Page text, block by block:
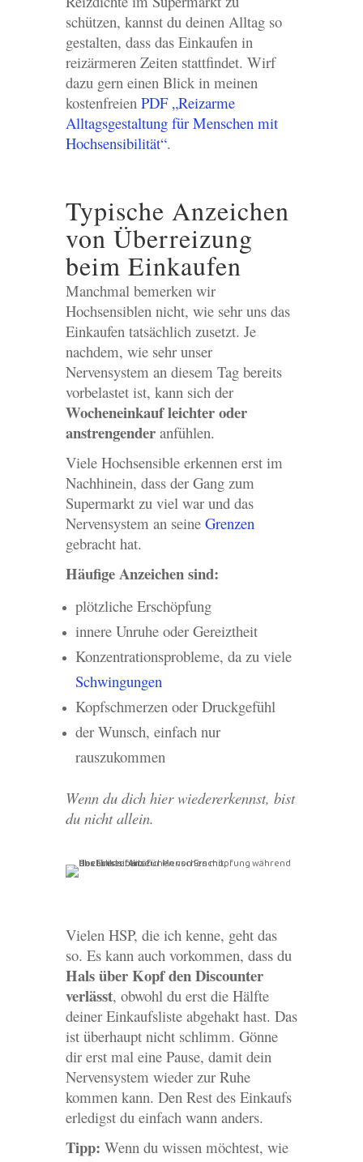
schützen, kannst du deinen Alltag so
gestalten, dass das Einkaufen in
reizärmeren Zeiten stattfindet. Wirf
dazu gern einen Blick in meinen
kostenfreien PDF „Reizarme
Alltagsgestaltung für Menschen mit
Hochsensibilität“.
Typische Anzeichen
von Überreizung
beim Einkaufen
Manchmal bemerken wir
Hochsensiblen nicht, wie sehr uns das
Einkaufen tatsächlich zusetzt. Je
nachdem, wie sehr unser
Nervensystem an diesem Tag bereits
vorbelastet ist, kann sich der
Wocheneinkaufleichter oder
anstrengenderanfühlen.
Viele Hochsensible erkennen erst im
Nachhinein, dass der Gang zum
Supermarkt zu viel war und das
Nervensystem an seine Grenzen
gebracht hat.
Häufige Anzeichen sind:
plötzliche Erschöpfung
innere Unruhe oder Gereiztheit
Konzentrationsprobleme, da zu viele
Schwingungen
Kopfschmerzen oder Druckgefühl
der Wunsch, einfach nur
rauszukommen
Wenn du dich hier wiedererkennst, bist
du nicht allein.
Vielen HSP, die ich kenne, geht das
so. Es kann auch vorkommen, dass du
Hals über Kopf den Discounter
verlässt, obwohl du erst die Hälfte
deiner Einkaufsliste abgehakt hast. Das
ist überhaupt nicht schlimm. Gönne
dir erst mal eine Pause, damit dein
Nervensystem wieder zur Ruhe
kommen kann. Den Rest des Einkaufs
erledigst du einfach wann anders.
Tipp: Wenn du wissen möchtest, wie